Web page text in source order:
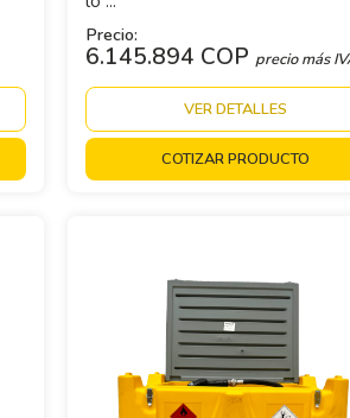
Precio:
6.145.894 COPprecio más
VER DETALLES
COTIZAR PRODUCTO